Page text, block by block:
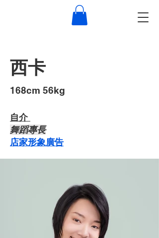
西卡
​168cm 56kg
自介 ​
​舞蹈專長
店家形象廣告